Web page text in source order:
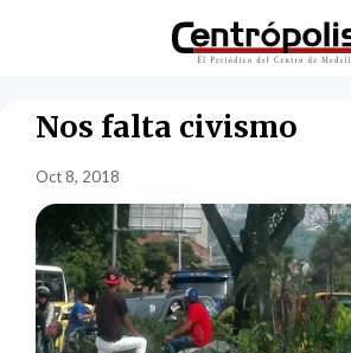
Nos falta civismo
Oct 8, 2018